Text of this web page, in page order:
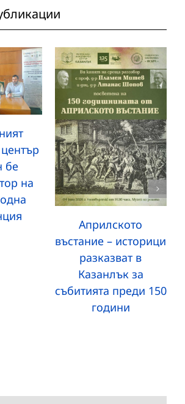
бе
на
Априлското
въстание – историци
разказват в
Казанлък за
събитията преди 150
години